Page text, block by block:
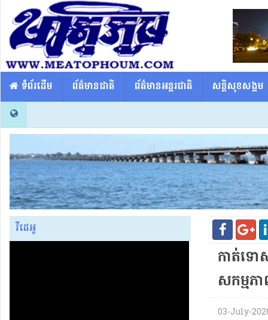
​​ ទំព័រដើម ព័ត៌មានជាតិ ព័ត៌មានអន្តរជាតិ សន្តិសុខសង្គម
វីដេអូ
កាត់ទោ
សកម្មភ
03-July-